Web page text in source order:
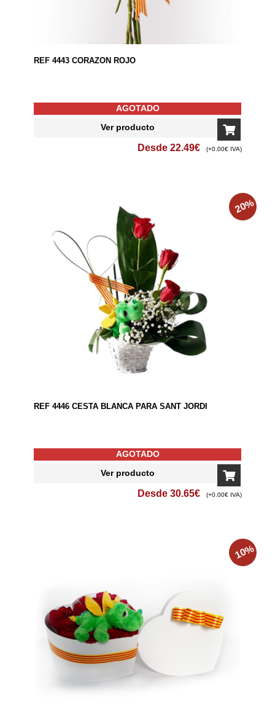
REF 4443 CORAZON ROJO
AGOTADO
Ver producto
Desde 22.49€ (+0.00€ IVA)
20%
REF 4446 CESTA BLANCA PARA SANT JORDI
AGOTADO
Ver producto
Desde 30.65€ (+0.00€ IVA)
10%